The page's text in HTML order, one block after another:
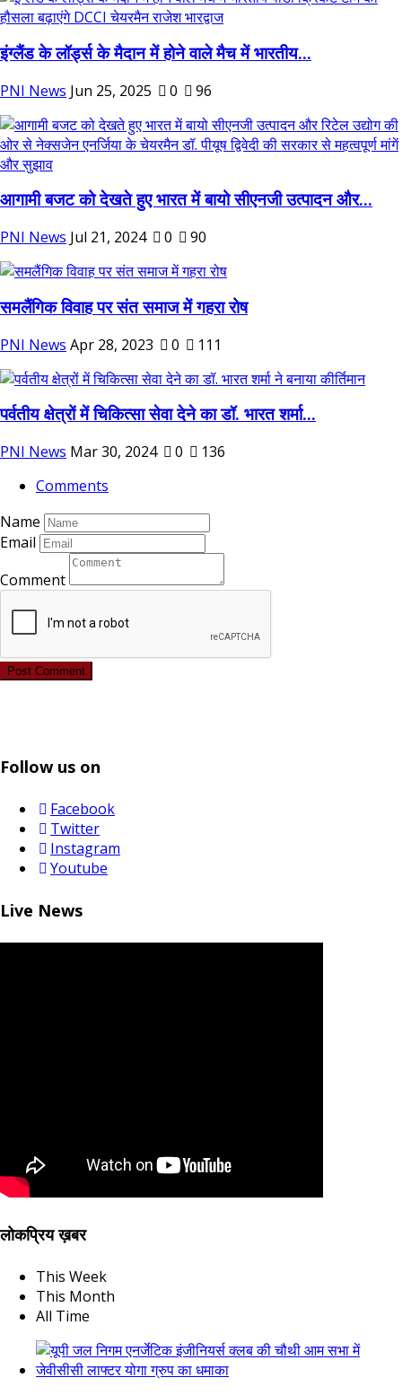
इंग्लैंड के लॉर्ड्स के मैदान में होने वाले मैच में भारतीय...
PNI News Jun 25, 2025 0 96
आगामी बजट को देखते हुए भारत में बायो सीएनजी उत्पादन और...
PNI News Jul 21, 2024 0 90
समलैंगिक विवाह पर संत समाज में गहरा रोष
PNI News Apr 28, 2023 0 111
पर्वतीय क्षेत्रों में चिकित्सा सेवा देने का डॉ. भारत शर्मा...
PNI News Mar 30, 2024 0
136
Comments
Name
Email
Comment
Post Comment
Follow us on
Facebook
Twitter
Instagram
Youtube
Live News
लोकप्रिय ख़बर
This Week
This Month
All Time